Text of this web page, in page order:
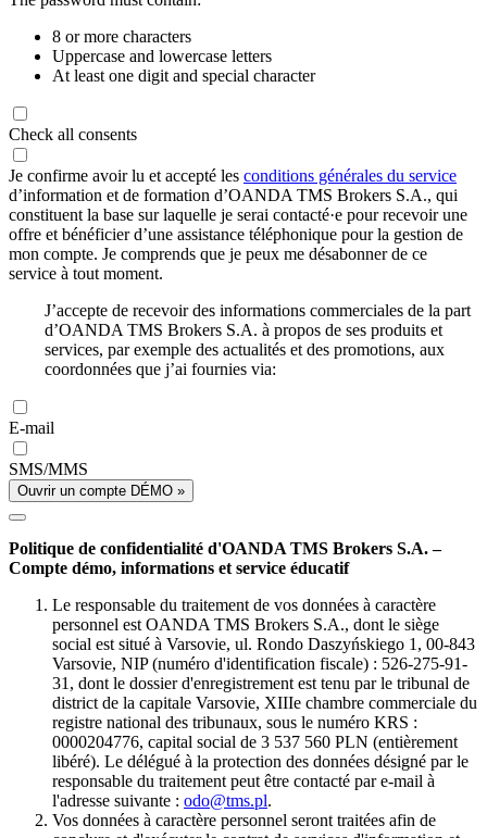
8 or more characters
Uppercase and lowercase letters
At least one digit and special character
Check all consents
Je confirme avoir lu et accepté les conditions générales du service
d’information et de formation d’OANDA TMS Brokers S.A., qui
constituent la base sur laquelle je serai contacté·e pour recevoir une
offre et bénéficier d’une assistance téléphonique pour la gestion de
mon compte. Je comprends que je peux me désabonner de ce
service à tout moment.
J’accepte de recevoir des informations commerciales de la part
d’OANDA TMS Brokers S.A. à propos de ses produits et
services, par exemple des actualités et des promotions, aux
coordonnées que j’ai fournies via:
E-mail
SMS/MMS
Ouvrir un compte DÉMO »
Politique de confidentialité d'OANDA TMS Brokers S.A. –
Compte démo, informations et service éducatif
Le responsable du traitement de vos données à caractère
personnel est OANDA TMS Brokers S.A., dont le siège
social est situé à Varsovie, ul. Rondo Daszyńskiego 1, 00-843
Varsovie, NIP (numéro d'identification fiscale) : 526-275-91-
31, dont le dossier d'enregistrement est tenu par le tribunal de
district de la capitale Varsovie, XIIIe chambre commerciale du
registre national des tribunaux, sous le numéro KRS :
0000204776, capital social de 3 537 560 PLN (entièrement
libéré). Le délégué à la protection des données désigné par le
responsable du traitement peut être contacté par e-mail à
l'adresse suivante : odo@tms.pl.
Vos données à caractère personnel seront traitées afin de